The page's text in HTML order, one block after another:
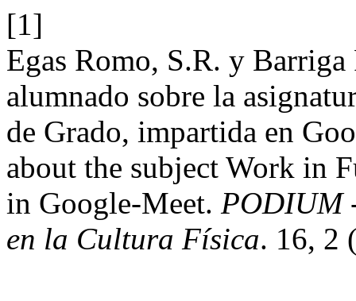
[1]
Egas Romo, S.R. y
alumnado sobre la
de Grado, impartida en
about the subject Work in
in Google-Meet. PODIUM
en la Cultura Física. 16, 2